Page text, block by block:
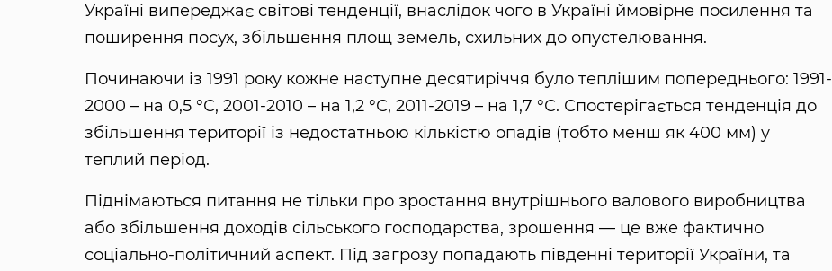
Україні випереджає світові тенденції, внаслідок чого в Україні ймовірне посилення та
поширення посух, збільшення площ земель, схильних до опустелювання.
Починаючи із 1991 року кожне наступне десятиріччя було теплішим попереднього: 1991-
2000 – на 0,5 °С, 2001-2010 – на 1,2 °С, 2011-2019 – на 1,7 °С. Спостерігається тенденція до
збільшення території із недостатньою кількістю опадів (тобто менш як 400 мм) у
теплий період.
Піднімаються питання не тільки про зростання внутрішнього валового виробництва
або збільшення доходів сільського господарства, зрошення — це вже фактично
соціально-політичний аспект. Під загрозу попадають південні території України, та